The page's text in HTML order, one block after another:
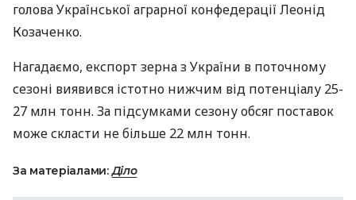
голова Української аграрної конфедерації Леонід
Козаченко.
Нагадаємо, експорт зерна з України в поточному
сезоні виявився істотно нижчим від потенціалу 25-
27 млн тонн. За підсумками сезону обсяг поставок
може скласти не більше 22 млн тонн.
За матеріалами:Діло